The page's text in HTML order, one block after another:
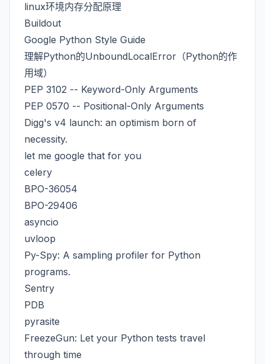
linux环境内存分配原理
Buildout
Google Python Style Guide
理解Python的UnboundLocalError（Python的作
用域）
PEP 3102 -- Keyword-Only Arguments
PEP 0570 -- Positional-Only Arguments
Digg's v4 launch: an optimism born of
necessity.
let me google that for you
celery
BPO-36054
BPO-29406
asyncio
uvloop
Py-Spy: A sampling profiler for Python
programs.
Sentry
PDB
pyrasite
FreezeGun: Let your Python tests travel
through time